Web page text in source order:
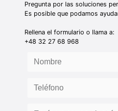
Pregunta por las soluciones
Es posible que podamos
Rellena el formulario o llama a:
+48 32 27 68 968